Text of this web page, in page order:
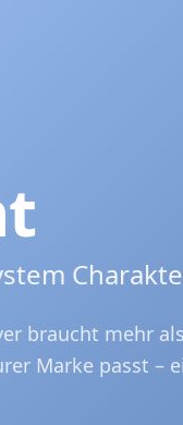
für
& AI Systems
agent a brand-
braucht mehr
Marke passt –